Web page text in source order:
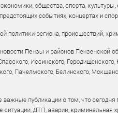
общества, спорта,
событиях, концертах и
политики региона, происшествий,
Пензы и районов Пензенской
Иссинского,
Пачелмского, Белинского,
публикации о том, что сегодня
ДТП, аварии, криминальная